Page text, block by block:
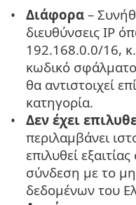
Διάφορα –
διευθύνσεις IP
192.168.0.0/16,
κωδικό
θα αντιστοιχεί
κατηγορία.
Δεν έχει
περιλαμβάνει
επιλυθεί
σύνδεση με το
δεδομένων του